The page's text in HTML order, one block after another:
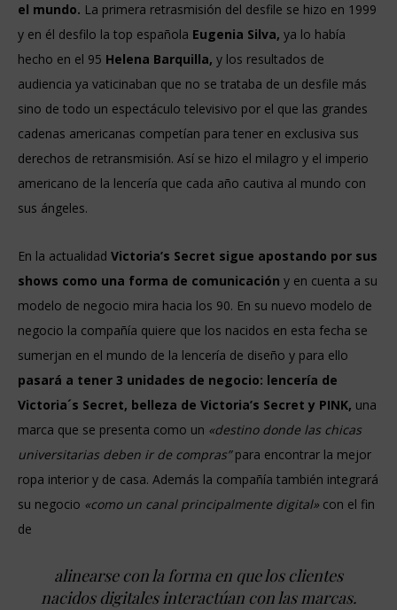
el mundo. La primera retrasmisión del desfile se hizo en 1999
y en él desfilo la top española Eugenia Silva, ya lo había
hecho en el 95 Helena Barquilla, y los resultados de
audiencia ya vaticinaban que no se trataba de un desfile más
sino de todo un espectáculo televisivo por el que las grandes
cadenas americanas competían para tener en exclusiva sus
derechos de retransmisión. Así se hizo el milagro y el imperio
americano de la lencería que cada año cautiva al mundo con
sus ángeles.
En la actualidad Victoria’s Secret sigue apostando por sus
shows como una forma de comunicación y en cuenta a su
modelo de negocio mira hacia los 90. En su nuevo modelo de
negocio la compañía quiere que los nacidos en esta fecha se
sumerjan en el mundo de la lencería de diseño y para ello
pasará a tener 3 unidades de negocio: lencería de
Victoria´s Secret, belleza de Victoria’s Secret y PINK, una
marca que se presenta como un «destino donde las chicas
universitarias deben ir de compras”para encontrar la mejor
ropa interior y de casa. Además la compañía también integrará
su negocio «como un canal principalmente digital» con el fin
de
alinearse con la forma en que los clientes
nacidos digitales interactúan con las marcas.